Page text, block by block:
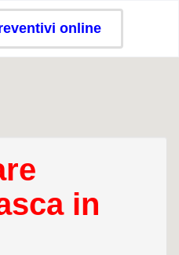
online
in